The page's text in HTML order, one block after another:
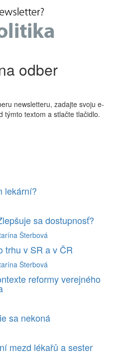
odber
newsletteru, zadajte svoju e-
týmto textom a stlačte tlačidlo.
lekární?
sa dostupnosť?
Šterbová
trhu v SR a v ČR
Šterbová
reformy verejného
sa nekoná
mezd lékařů a sester